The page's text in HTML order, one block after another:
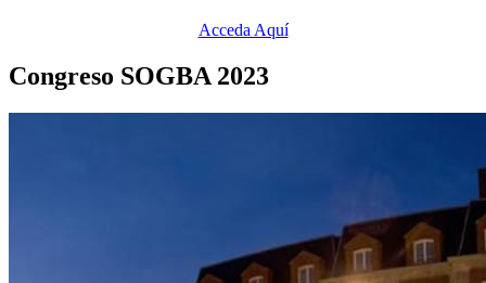
Acceda Aquí
Congreso SOGBA 2023